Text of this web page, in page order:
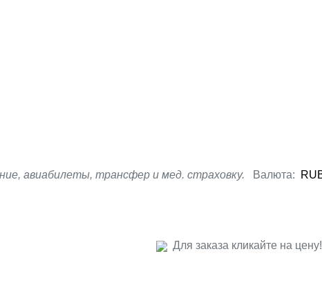
авиабилеты, трансфер и мед. страховку.
Валюта:
Для заказа кликайте на цену!